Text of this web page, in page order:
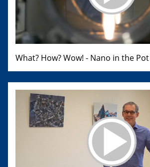
What? How? Wow! - Nano in the Pot